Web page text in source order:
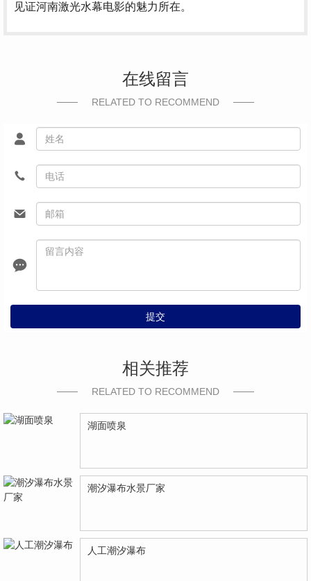
见证河南激光水幕电影的魅力所在。
在线留言
RELATED TO RECOMMEND
提交
相关推荐
RELATED TO RECOMMEND
湖面喷泉
潮汐瀑布水景厂家
人工潮汐瀑布